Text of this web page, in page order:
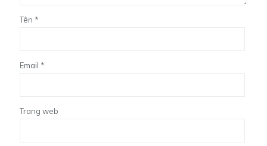
Tên *
Email *
Trang web